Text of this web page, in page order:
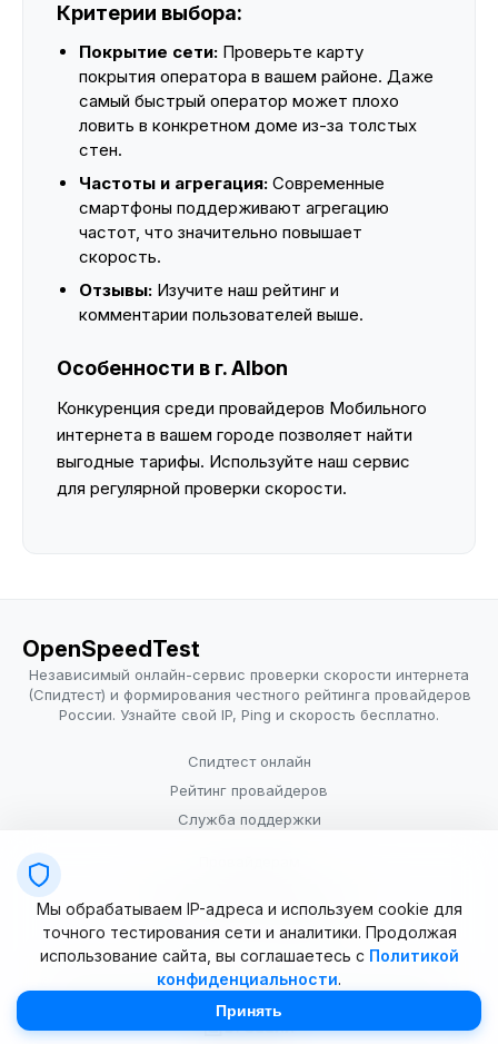
Критерии выбора:
Покрытие сети: Проверьте карту
покрытия оператора в вашем районе. Даже
самый быстрый оператор может плохо
ловить в конкретном доме из-за толстых
стен.
Частоты и агрегация: Современные
смартфоны поддерживают агрегацию
частот, что значительно повышает
скорость.
Отзывы: Изучите наш рейтинг и
комментарии пользователей выше.
Особенности в г. Albon
Конкуренция среди провайдеров Мобильного
интернета в вашем городе позволяет найти
выгодные тарифы. Используйте наш сервис
для регулярной проверки скорости.
OpenSpeedTest
Независимый онлайн-сервис проверки скорости интернета
(Спидтест) и формирования честного рейтинга провайдеров
России. Узнайте свой IP, Ping и скорость бесплатно.
Спидтест онлайн
Рейтинг провайдеров
Служба поддержки
Условия использования
© 2025–2026 OpenSpeedTest (ИП Долматова В.В.). Все права
Мы обрабатываем IP-адреса и используем cookie для
точного тестирования сети и аналитики. Продолжая
использование сайта, вы соглашаетесь с Политикой
конфиденциальности.
Принять